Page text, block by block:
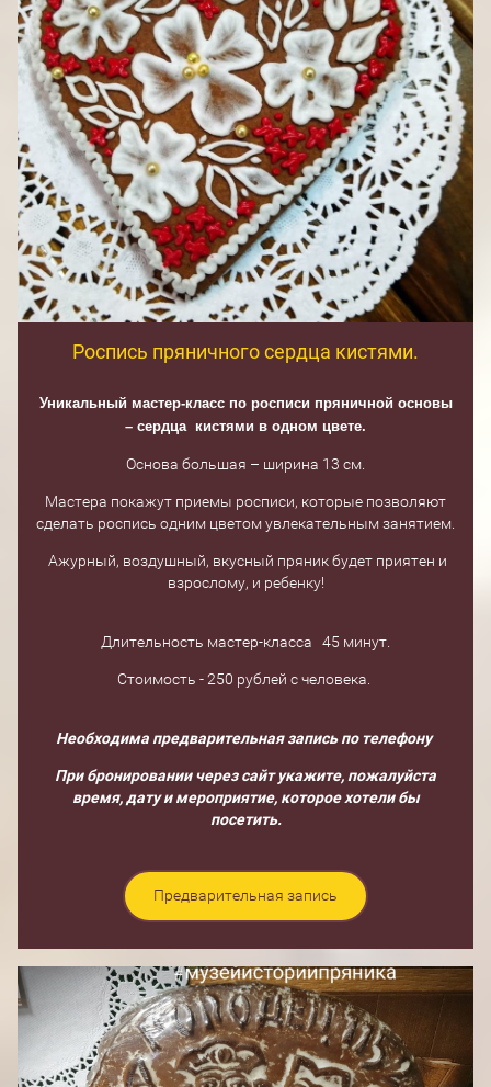
Роспись пряничного сердца кистями.
Уникальный мастер-класс по росписи пряничной основы
– сердца кистями в одном цвете.
Основа большая – ширина 13 см.
Мастера покажут приемы росписи, которые позволяют
сделать роспись одним цветом увлекательным занятием.
Ажурный, воздушный, вкусный пряник будет приятен и
взрослому, и ребенку!
Длительность мастер-класса 45 минут.
Стоимость - 250 рублей с человека.
Необходима предварительная запись по телефону
При бронировании через сайт укажите, пожалуйста
время, дату и мероприятие, которое хотели бы
посетить.
Предварительная запись